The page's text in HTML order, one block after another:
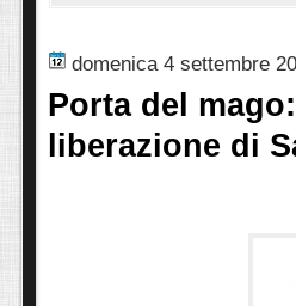
domenica 4 settembre
Porta del
liberazione di